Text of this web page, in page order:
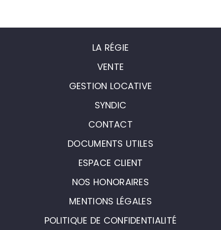
LA RÉGIE
VENTE
GESTION LOCATIVE
SYNDIC
CONTACT
DOCUMENTS UTILES
ESPACE CLIENT
NOS HONORAIRES
MENTIONS LÉGALES
POLITIQUE DE CONFIDENTIALITÉ